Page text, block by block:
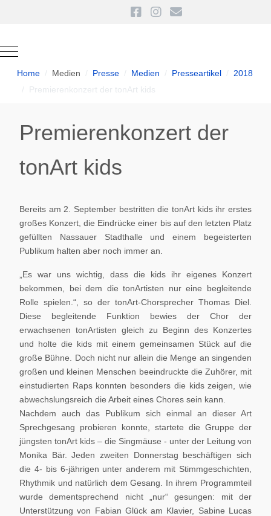
Mobile Menu Toggle
Home Medien Presse Medien Presseartikel
2018
Premierenkonzert der tonArt kids
Premierenkonzert der
tonArt kids
Bereits am 2. September bestritten die tonArt kids ihr erstes
großes Konzert, die Eindrücke einer bis auf den letzten Platz
gefüllten Nassauer Stadthalle und einem begeisterten
Publikum halten aber noch immer an.
„Es war uns wichtig, dass die kids ihr eigenes Konzert
bekommen, bei dem die tonArtisten nur eine begleitende
Rolle spielen.“, so der tonArt-Chorsprecher Thomas Diel.
Diese begleitende Funktion bewies der Chor der
erwachsenen tonArtisten gleich zu Beginn des Konzertes
und holte die kids mit einem gemeinsamen Stück auf die
große Bühne. Doch nicht nur allein die Menge an singenden
großen und kleinen Menschen beeindruckte die Zuhörer, mit
einstudierten Raps konnten besonders die kids zeigen, wie
abwechslungsreich die Arbeit eines Chores sein kann.
Nachdem auch das Publikum sich einmal an dieser Art
Sprechgesang probieren konnte, startete die Gruppe der
jüngsten tonArt kids – die Singmäuse - unter der Leitung von
Monika Bär. Jeden zweiten Donnerstag beschäftigen sich
die 4- bis 6-jährigen unter anderem mit Stimmgeschichten,
Rhythmik und natürlich dem Gesang. In ihrem Programmteil
wurde dementsprechend nicht „nur“ gesungen: mit der
Unterstützung von Fabian Glück am Klavier, Sabine Lucas